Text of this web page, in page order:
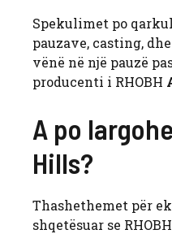
Spekulimet po
pauzave, casting,
vënë në një pauzë
producenti i RHOBH
A po
Hills?
Thashethemet për
shqetësuar se